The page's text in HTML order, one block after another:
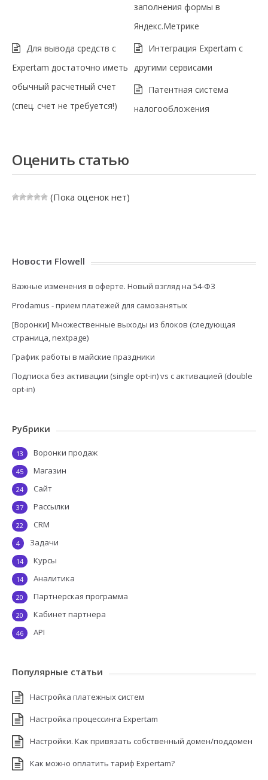
заполнения формы в
Яндекс.Метрике
Для вывода средств с
Expertam достаточно иметь
обычный расчетный счет
(спец. счет не требуется!)
Интеграция Expertam с
другими сервисами
Патентная система
налогообложения
Оценить статью
(Пока оценок нет)
Новости Flowell
Важные изменения в оферте. Новый взгляд на 54-ФЗ
Prodamus - прием платежей для самозанятых
[Воронки] Множественные выходы из блоков (следующая
страница, nextpage)
График работы в майские праздники
Подписка без активации (single opt-in) vs с активацией (double
opt-in)
Рубрики
Воронки продаж
13
Магазин
45
Сайт
24
Рассылки
37
CRM
22
Задачи
4
Курсы
14
Аналитика
14
Партнерская программа
20
Кабинет партнера
20
API
46
Популярные статьи
Настройка платежных систем
Настройка процессинга Expertam
Настройки. Как привязать собственный домен/поддомен
Как можно оплатить тариф Expertam?